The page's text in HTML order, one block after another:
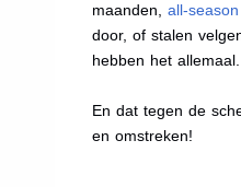
maanden, all-
door, of stalen
hebben het allemaal.
En dat tegen de
en omstreken!